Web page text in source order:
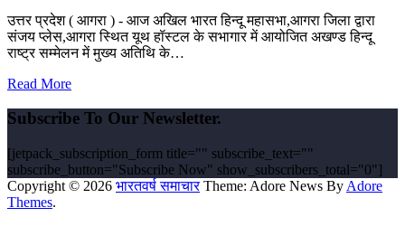
उत्तर प्रदेश ( आगरा ) - आज अखिल भारत हिन्दू महासभा,आगरा जिला द्वारा
संजय प्लेस,आगरा स्थित यूथ हॉस्टल के सभागार में आयोजित अखण्ड हिन्दू
राष्ट्र सम्मेलन में मुख्य अतिथि के…
Read More
Subscribe To Our Newsletter.
[jetpack_subscription_form title="" subscribe_text=""
subscribe_button="Subscribe Now" show_subscribers_total="0"]
Copyright © 2026 भारतवर्ष समाचारTheme: Adore News By Adore
Themes.